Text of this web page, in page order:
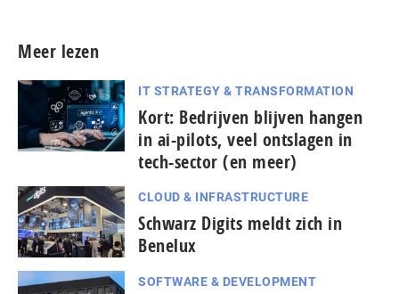
Meer lezen
IT STRATEGY & TRANSFORMATION
Kort: Bedrijven blijven hangen
in ai-pilots, veel ontslagen in
tech-sector (en meer)
CLOUD & INFRASTRUCTURE
Schwarz Digits meldt zich in
Benelux
SOFTWARE & DEVELOPMENT